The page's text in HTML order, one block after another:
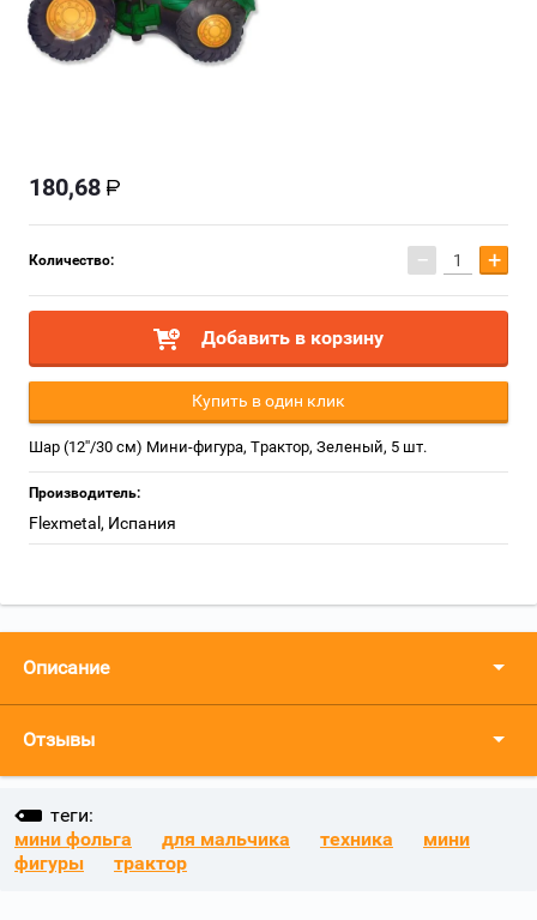
180,68
Количество: − +
Добавить в корзину
Купить в один клик
Шар (12''/30 см) Мини-фигура, Трактор, Зеленый, 5 шт.
Производитель:
Flexmetal, Испания
Описание
Отзывы
теги:
мини фольга
для мальчика техника
мини
фигуры
трактор